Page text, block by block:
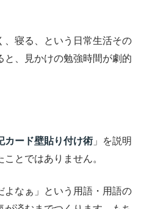
、寝る、という日常生活その
と、見かけの勉強時間が劇的
カード壁貼り付け術 」を説明
とではありません。
よなぁ」という用語・用語の